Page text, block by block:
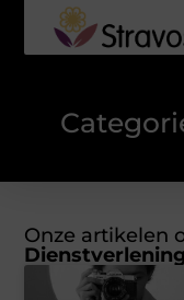
Onze artikelen